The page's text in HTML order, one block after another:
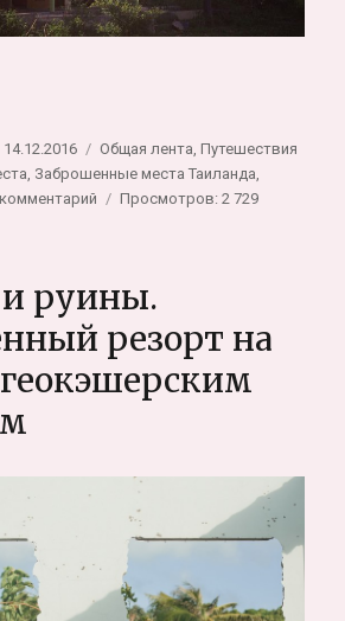
заброшенный дом на южном
Опубликовано
14.12.2016 Рубрики
Общая лента,Путешествия
, Заброшенные места Таиланда,
дом
южном
берегу
Самуи
Просмотров: 2 729
руины.
резорт на